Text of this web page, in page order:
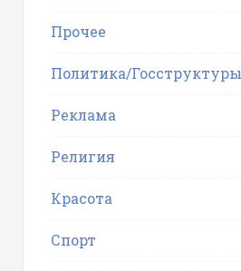
Прочее
Политика/Госструктуры
Реклама
Религия
Красота
Спорт